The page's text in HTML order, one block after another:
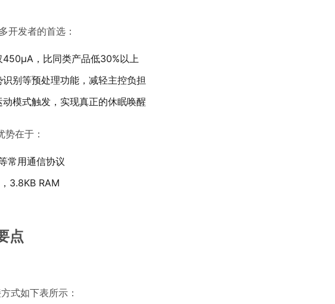
开发者的首选：
，比同类产品低30%以上
别等预处理功能，减轻主控负担
模式触发，实现真正的休眠唤醒
在于：
常用通信协议
3.8KB RAM
点
式如下表所示：